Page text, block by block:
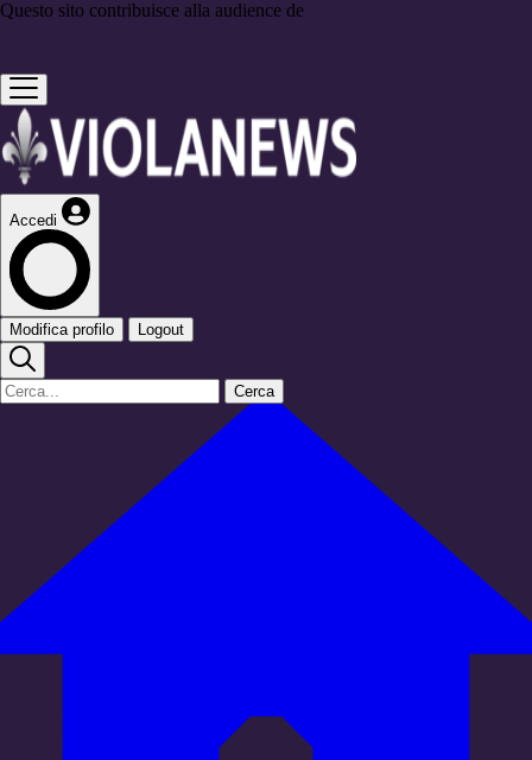
Questo sito contribuisce alla audience de
Accedi
Modifica profilo Logout
Cerca